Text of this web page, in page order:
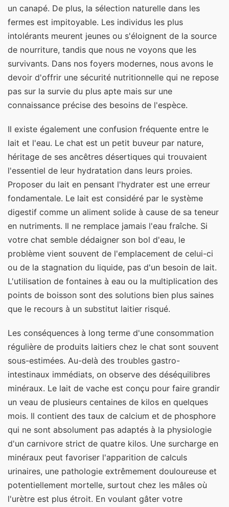
un canapé. De plus, la sélection naturelle dans les
fermes est impitoyable. Les individus les plus
intolérants meurent jeunes ou s'éloignent de la source
de nourriture, tandis que nous ne voyons que les
survivants. Dans nos foyers modernes, nous avons le
devoir d'offrir une sécurité nutritionnelle qui ne repose
pas sur la survie du plus apte mais sur une
connaissance précise des besoins de l'espèce.
Il existe également une confusion fréquente entre le
lait et l'eau. Le chat est un petit buveur par nature,
héritage de ses ancêtres désertiques qui trouvaient
l'essentiel de leur hydratation dans leurs proies.
Proposer du lait en pensant l'hydrater est une erreur
fondamentale. Le lait est considéré par le système
digestif comme un aliment solide à cause de sa teneur
en nutriments. Il ne remplace jamais l'eau fraîche. Si
votre chat semble dédaigner son bol d'eau, le
problème vient souvent de l'emplacement de celui-ci
ou de la stagnation du liquide, pas d'un besoin de lait.
L'utilisation de fontaines à eau ou la multiplication des
points de boisson sont des solutions bien plus saines
que le recours à un substitut laitier risqué.
Les conséquences à long terme d'une consommation
régulière de produits laitiers chez le chat sont souvent
sous-estimées. Au-delà des troubles gastro-
intestinaux immédiats, on observe des déséquilibres
minéraux. Le lait de vache est conçu pour faire grandir
un veau de plusieurs centaines de kilos en quelques
mois. Il contient des taux de calcium et de phosphore
qui ne sont absolument pas adaptés à la physiologie
d'un carnivore strict de quatre kilos. Une surcharge en
minéraux peut favoriser l'apparition de calculs
urinaires, une pathologie extrêmement douloureuse et
potentiellement mortelle, surtout chez les mâles où
l'urètre est plus étroit. En voulant gâter votre